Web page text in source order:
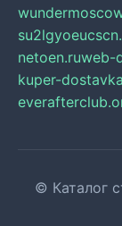
netoen.ruweb-
kuper-
© Каталог